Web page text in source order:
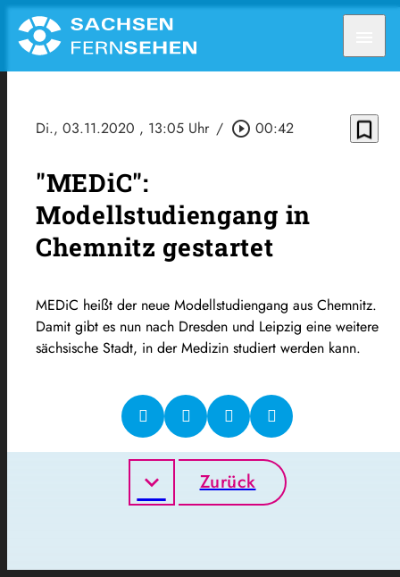
Di., 03.11.2020 , 13:05 Uhr / play_circle_outline 00:42 bookmark_border
"MEDiC":
Modellstudiengang in
Chemnitz gestartet
MEDiC heißt der neue Modellstudiengang aus Chemnitz.
Damit gibt es nun nach Dresden und Leipzig eine weitere
sächsische Stadt, in der Medizin studiert werden kann.
Zurück